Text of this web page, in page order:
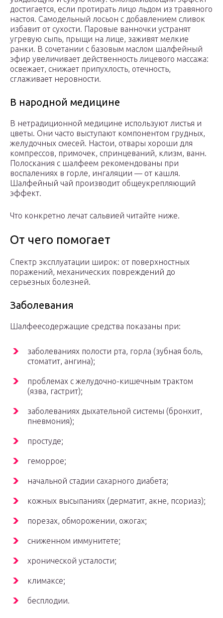
достигается, если протирать лицо льдом из травяного
настоя. Самодельный лосьон с добавлением сливок
избавит от сухости. Паровые ванночки устранят
угревую сыпь, прыщи на лице, заживят мелкие
ранки. В сочетании с базовым маслом шалфейный
эфир увеличивает действенность лицевого массажа:
освежает, снижает припухлость, отечность,
сглаживает неровности.
В народной медицине
В нетрадиционной медицине используют листья и
цветы. Они часто выступают компонентом грудных,
желудочных смесей. Настои, отвары хороши для
компрессов, примочек, спринцеваний, клизм, ванн.
Полоскания с шалфеем рекомендованы при
воспалениях в горле, ингаляции — от кашля.
Шалфейный чай производит общеукрепляющий
эффект.
Что конкретно лечат сальвией читайте ниже.
От чего помогает
Спектр эксплуатации широк: от поверхностных
поражений, механических повреждений до
серьезных болезней.
Заболевания
Шалфеесодержащие средства показаны при:
заболеваниях полости рта, горла (зубная боль,
стоматит, ангина);
проблемах с желудочно-кишечным трактом
(язва, гастрит);
заболеваниях дыхательной системы (бронхит,
пневмония);
простуде;
геморрое;
начальной стадии сахарного диабета;
кожных высыпаниях (дерматит, акне, псориаз);
порезах, обморожении, ожогах;
сниженном иммунитете;
хронической усталости;
климаксе;
бесплодии.